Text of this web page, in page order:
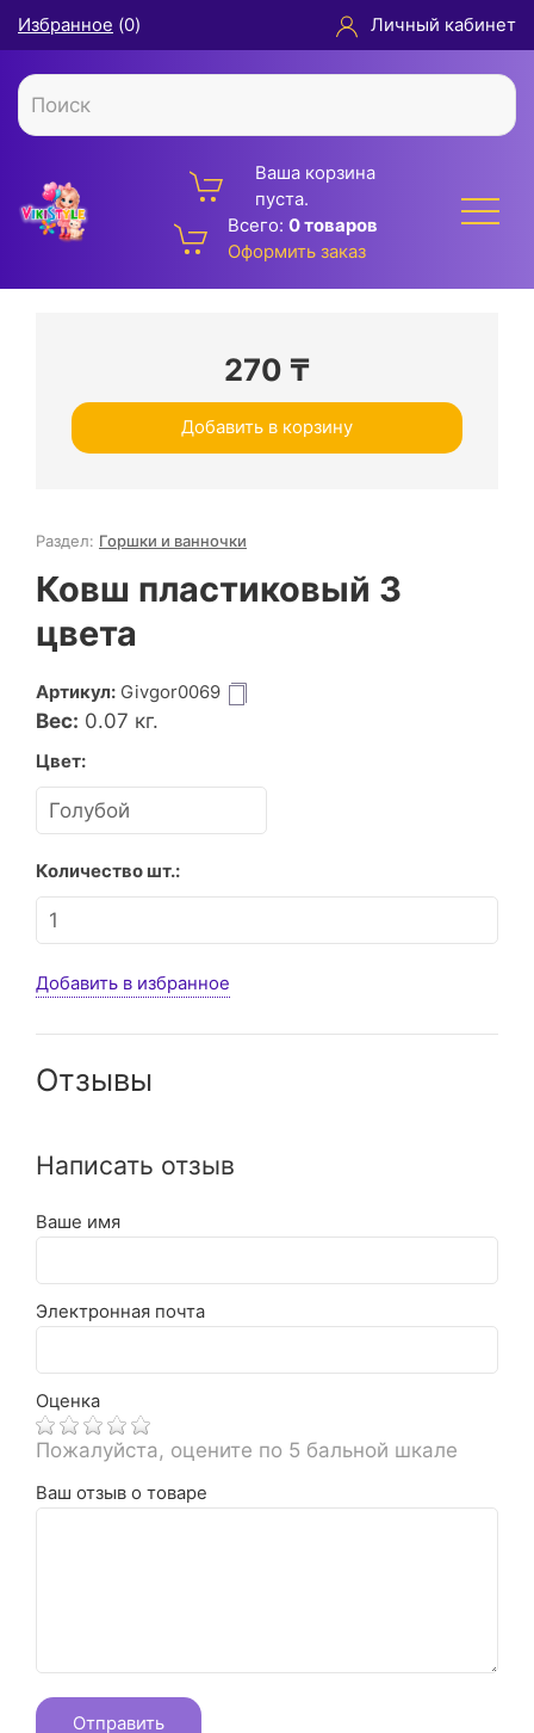
Избранное (0) Личный кабинет
Ваша корзина
пуста.
Всего: 0 товаров
Оформить заказ
270 ₸
Добавить в корзину
Раздел: Горшки и ванночки
Ковш пластиковый 3
цвета
Артикул: Givgor0069
Вес: 0.07 кг.
Цвет:
Количество шт.:
Добавить в избранное
Отзывы
Написать отзыв
Ваше имя
Электронная почта
Оценка
Пожалуйста, оцените по 5 бальной шкале
Ваш отзыв о товаре